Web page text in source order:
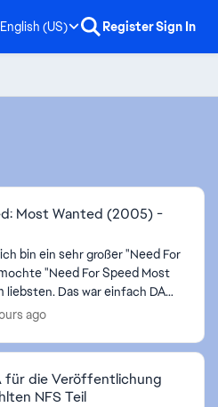
English (US) RegisterSign In
Most Wanted (2005) -
"Need For Speed Most
war einfach DAS
Nur die Fahrphysik war nicht
ago
für die Veröffentlichung
NFS Teil